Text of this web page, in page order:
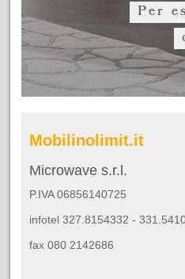
Per
Mobilinolimit.it
Microwave s.r.l.
P.IVA 06856140725
infotel 327.8154332 -
fax 080 2142686